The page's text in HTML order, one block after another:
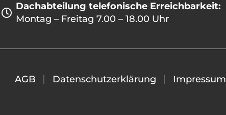
Dachabteilung telefonische Erreichbarkeit:
Montag – Freitag 7.00 – 18.00 Uhr
AGB Datenschutzerklärung Impressum